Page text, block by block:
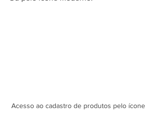
Acesso ao cadastro de produtos pelo ícone